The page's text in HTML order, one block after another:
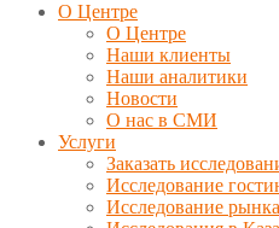
О Центре
О Центре
Наши клиенты
Наши аналитики
Новости
О нас в СМИ
Услуги
Заказать
Исследование
Исследование